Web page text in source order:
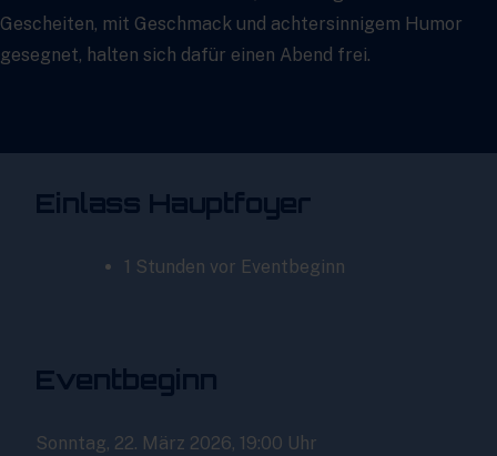
Gescheiten, mit Geschmack und achtersinnigem Humor
gesegnet, halten sich dafür einen Abend frei.
Einlass Hauptfoyer
1 Stunden vor Eventbeginn
Eventbeginn
Sonntag, 22. März 2026, 19:00 Uhr